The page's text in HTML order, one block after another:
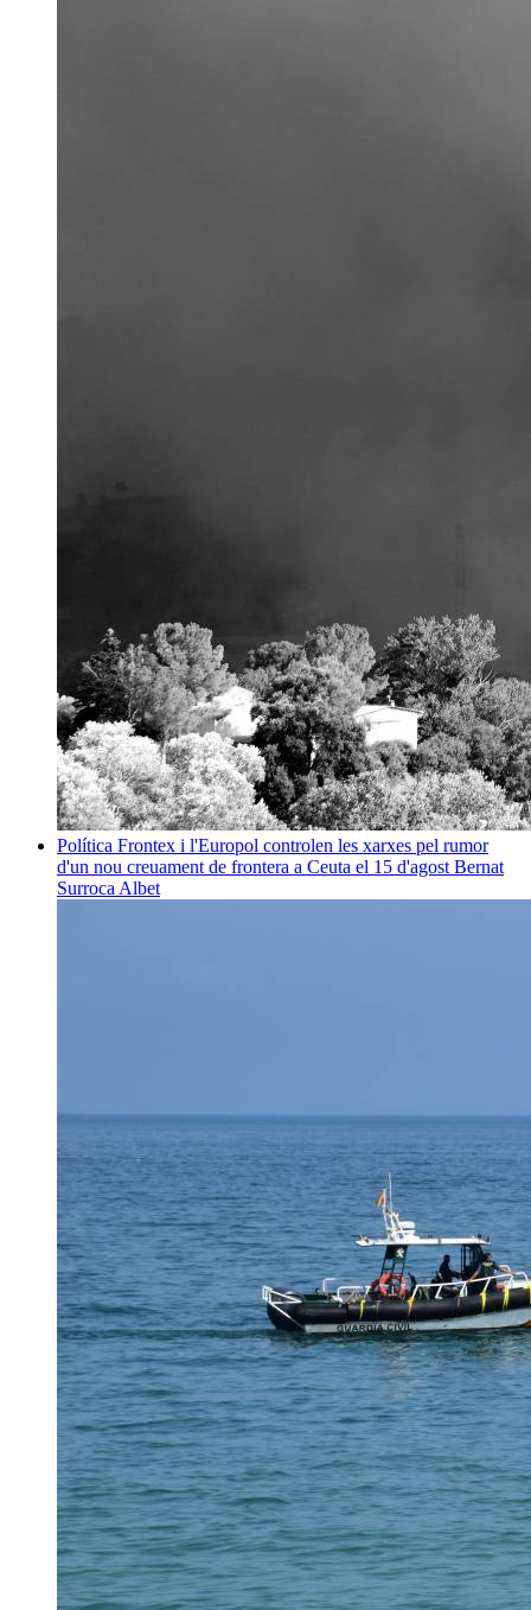
Política Frontex i l'Europol controlen les xarxes pel rumor
d'un nou creuament de frontera a Ceuta el 15 d'agost Bernat
Surroca Albet